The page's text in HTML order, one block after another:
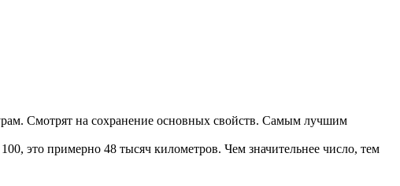
Смотрят на сохранение основных свойств. Самым лучшим
это примерно 48 тысяч километров. Чем значительнее число, тем